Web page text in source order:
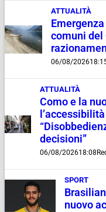
ATTUALITÀ
comuni del
06/08/2026
ATTUALITÀ
Como e la
decisioni”
06/08/202618:08
SPORT
nuovo